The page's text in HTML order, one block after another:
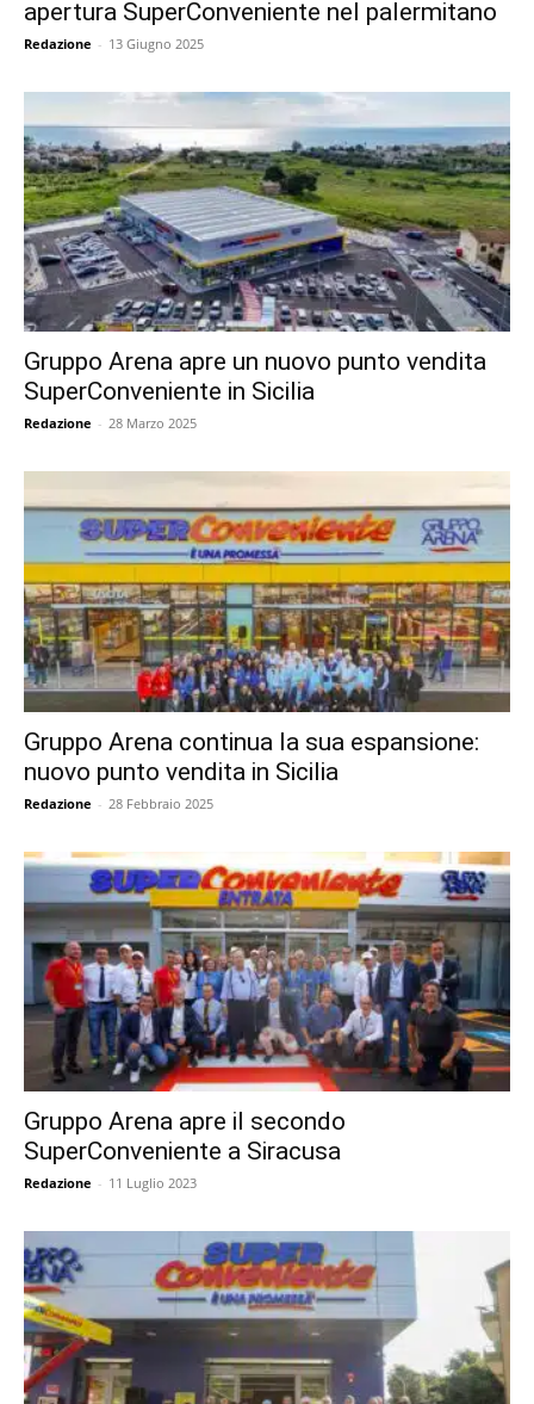
apertura SuperConveniente nel palermitano
Redazione - 13 Giugno 2025
Gruppo Arena apre un nuovo punto vendita
SuperConveniente in Sicilia
Redazione - 28 Marzo 2025
Gruppo Arena continua la sua espansione:
nuovo punto vendita in Sicilia
Redazione - 28 Febbraio 2025
Gruppo Arena apre il secondo
SuperConveniente a Siracusa
Redazione - 11 Luglio 2023